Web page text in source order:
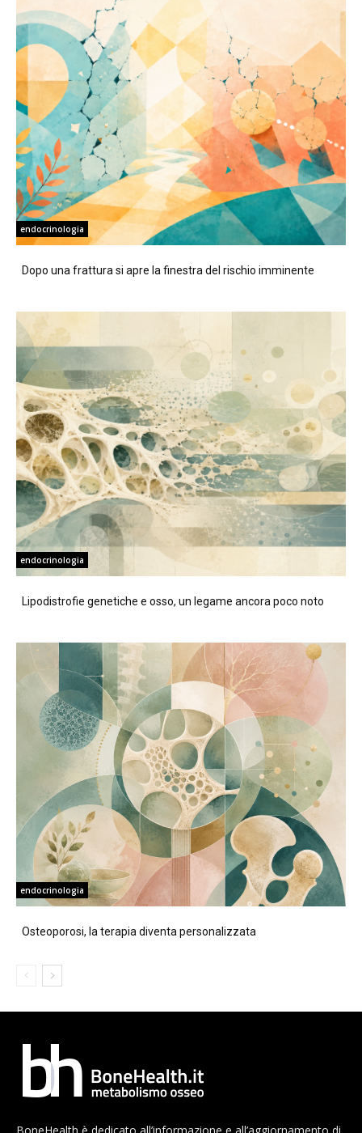
endocrinologia
Dopo una frattura si apre la finestra del rischio imminente
endocrinologia
Lipodistrofie genetiche e osso, un legame ancora poco noto
endocrinologia
Osteoporosi, la terapia diventa personalizzata